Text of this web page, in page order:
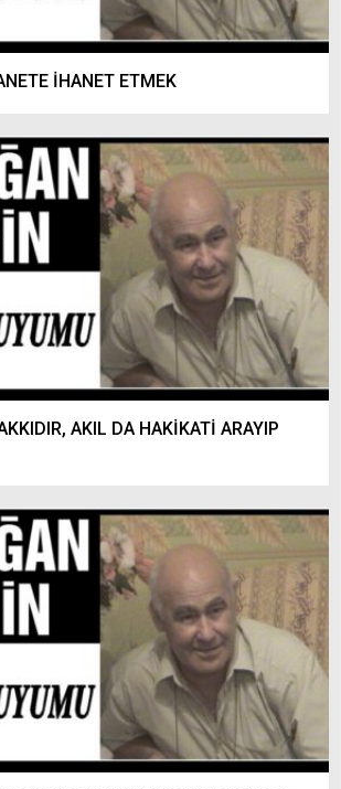
İHANET ETMEK
AKIL DA HAKİKATİ ARAYIP